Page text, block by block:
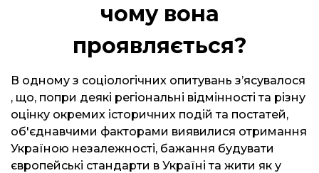
чому вона
проявляється?
В одному з соціологічних опитувань зʼясувалося
, що, попри деякі регіональні відмінності та різну
оцінку окремих історичних подій та постатей,
об'єднавчими факторами виявилися отримання
Україною незалежності, бажання будувати
європейські стандарти в Україні та жити як у